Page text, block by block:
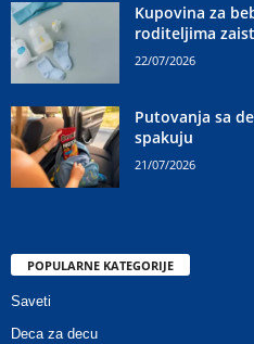
Kupovina za
roditeljima
22/07/2026
Putovanja sa
spakuju
21/07/2026
POPULARNE KATEGORIJE
Saveti
Deca za decu